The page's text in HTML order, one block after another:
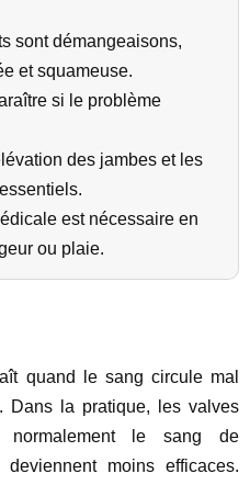
sont démangeaisons,
et squameuse.
si le problème
des jambes et les
est nécessaire en
ou plaie.
quand le sang circule mal
Dans la pratique, les valves
normalement le sang de
moins efficaces.